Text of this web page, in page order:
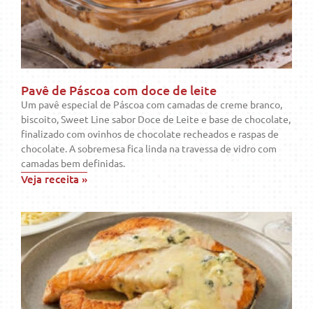
Pavê de Páscoa com doce de leite
Um pavê especial de Páscoa com camadas de creme branco,
biscoito, Sweet Line sabor Doce de Leite e base de chocolate,
finalizado com ovinhos de chocolate recheados e raspas de
chocolate. A sobremesa fica linda na travessa de vidro com
camadas bem definidas.
Veja receita »